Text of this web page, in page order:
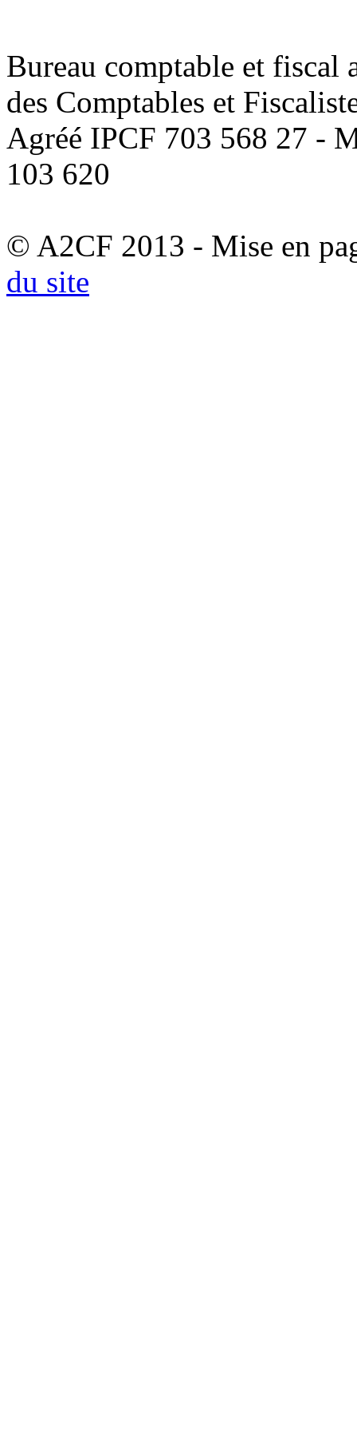
Bureau comptable et fiscal
des Comptables et
Agréé IPCF 703 568 27 -
103 620
© A2CF 2013 - Mise en
du site